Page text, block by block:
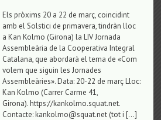
Els pròxims 20 a 22 de març, coincidint
amb el Solstici de primavera, tindràn lloc
a Kan Kolmo (Girona) la LIV Jornada
Assembleària de la Cooperativa Integral
Catalana, que abordarà el tema de «Com
volem que siguin les Jornades
Assembleàries». Data: 20-22 de març Lloc:
Kan Kolmo (Carrer Carme 41,
Girona). https://kankolmo.squat.net.
Contacte: kankolmo@squat.net (tot i […]